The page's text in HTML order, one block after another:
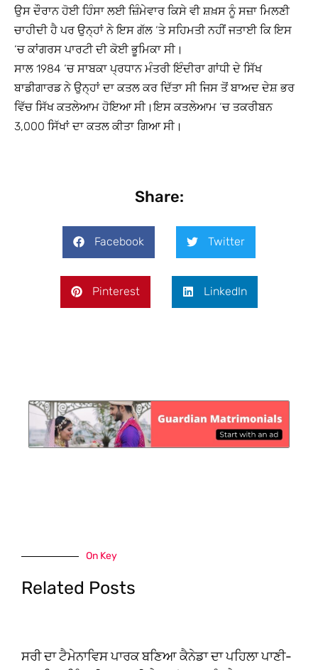
ਉਸ ਦੌਰਾਨ ਹੋਈ ਹਿੰਸਾ ਲਈ ਜ਼ਿੰਮੇਵਾਰ ਕਿਸੇ ਵੀ ਸ਼ਖ਼ਸ ਨੂੰ ਸਜ਼ਾ ਮਿਲਣੀ
ਚਾਹੀਦੀ ਹੈ ਪਰ ਉਨ੍ਹਾਂ ਨੇ ਇਸ ਗੱਲ ‘ਤੇ ਸਹਿਮਤੀ ਨਹੀਂ ਜਤਾਈ ਕਿ ਇਸ
‘ਚ ਕਾਂਗਰਸ ਪਾਰਟੀ ਦੀ ਕੋਈ ਭੂਮਿਕਾ ਸੀ।
ਸਾਲ 1984 ‘ਚ ਸਾਬਕਾ ਪ੍ਰਧਾਨ ਮੰਤਰੀ ਇੰਦੀਰਾ ਗਾਂਧੀ ਦੇ ਸਿੱਖ
ਬਾਡੀਗਾਰਡ ਨੇ ਉਨ੍ਹਾਂ ਦਾ ਕਤਲ ਕਰ ਦਿੱਤਾ ਸੀ ਜਿਸ ਤੋਂ ਬਾਅਦ ਦੇਸ਼ ਭਰ
ਵਿੱਚ ਸਿੱਖ ਕਤਲੇਆਮ ਹੋਇਆ ਸੀ।ਇਸ ਕਤਲੇਆਮ ‘ਚ ਤਕਰੀਬਨ
3,000 ਸਿੱਖਾਂ ਦਾ ਕਤਲ ਕੀਤਾ ਗਿਆ ਸੀ।
Share:
Facebook Twitter
Pinterest LinkedIn
On Key
Related Posts
ਸਰੀ ਦਾ ਟੈਮੇਨਾਵਿਸ ਪਾਰਕ ਬਣਿਆ ਕੈਨੇਡਾ ਦਾ ਪਹਿਲਾ ਪਾਣੀ-